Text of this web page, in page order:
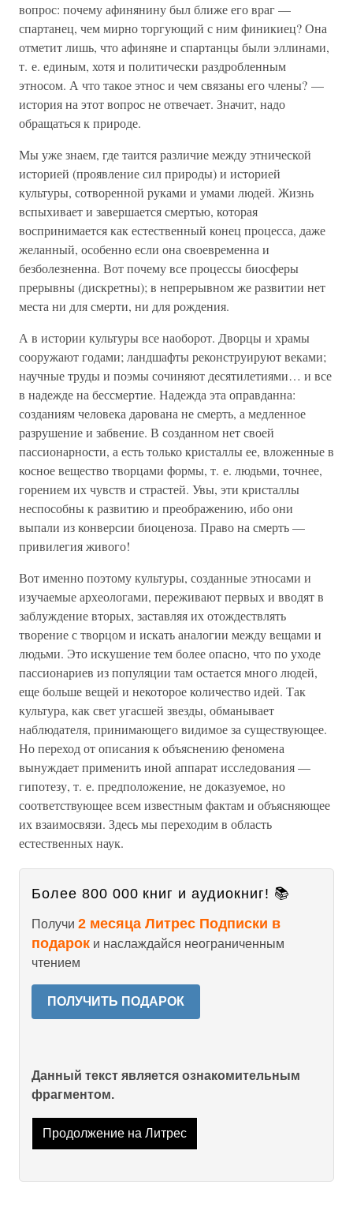
вопрос: почему афинянину был ближе его враг —
спартанец, чем мирно торгующий с ним финикиец? Она
отметит лишь, что афиняне и спартанцы были эллинами,
т. е. единым, хотя и политически раздробленным
этносом. А что такое этнос и чем связаны его члены? —
история на этот вопрос не отвечает. Значит, надо
обращаться к природе.
Мы уже знаем, где таится различие между этнической
историей (проявление сил природы) и историей
культуры, сотворенной руками и умами людей. Жизнь
вспыхивает и завершается смертью, которая
воспринимается как естественный конец процесса, даже
желанный, особенно если она своевременна и
безболезненна. Вот почему все процессы биосферы
прерывны (дискретны); в непрерывном же развитии нет
места ни для смерти, ни для рождения.
А в истории культуры все наоборот. Дворцы и храмы
сооружают годами; ландшафты реконструируют веками;
научные труды и поэмы сочиняют десятилетиями… и все
в надежде на бессмертие. Надежда эта оправданна:
созданиям человека дарована не смерть, а медленное
разрушение и забвение. В созданном нет своей
пассионарности, а есть только кристаллы ее, вложенные в
косное вещество творцами формы, т. е. людьми, точнее,
горением их чувств и страстей. Увы, эти кристаллы
неспособны к развитию и преображению, ибо они
выпали из конверсии биоценоза. Право на смерть —
привилегия живого!
Вот именно поэтому культуры, созданные этносами и
изучаемые археологами, переживают первых и вводят в
заблуждение вторых, заставляя их отождествлять
творение с творцом и искать аналогии между вещами и
людьми. Это искушение тем более опасно, что по уходе
пассионариев из популяции там остается много людей,
еще больше вещей и некоторое количество идей. Так
культура, как свет угасшей звезды, обманывает
наблюдателя, принимающего видимое за существующее.
Но переход от описания к объяснению феномена
вынуждает применить иной аппарат исследования —
гипотезу, т. е. предположение, не доказуемое, но
соответствующее всем известным фактам и объясняющее
их взаимосвязи. Здесь мы переходим в область
естественных наук.
Более 800 000 книг и аудиокниг! 📚
Получи 2 месяца Литрес Подписки в
подарок и наслаждайся неограниченным
чтением
ПОЛУЧИТЬ ПОДАРОК
Данный текст является ознакомительным
фрагментом.
Продолжение на Литрес